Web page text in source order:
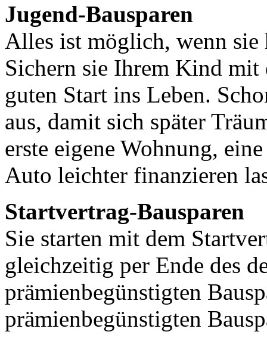
Jugend-Bausparen
Alles ist möglich, wenn sie
Sichern sie Ihrem Kind mit
guten Start ins Leben.
aus, damit sich später
erste eigene Wohnung,
Auto leichter finanzieren
Startvertrag-Bausparen
Sie starten mit dem
gleichzeitig per Ende des
prämienbegünstigten
prämienbegünstigten